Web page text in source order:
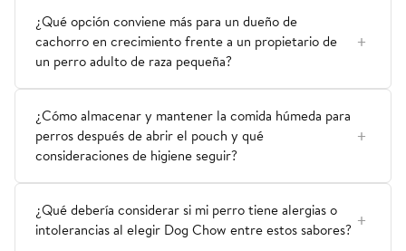
¿Qué opción conviene más para un dueño de
cachorro en crecimiento frente a un propietario de
un perro adulto de raza pequeña?
¿Cómo almacenar y mantener la comida húmeda para
perros después de abrir el pouch y qué
consideraciones de higiene seguir?
¿Qué debería considerar si mi perro tiene alergias o
intolerancias al elegir Dog Chow entre estos sabores?